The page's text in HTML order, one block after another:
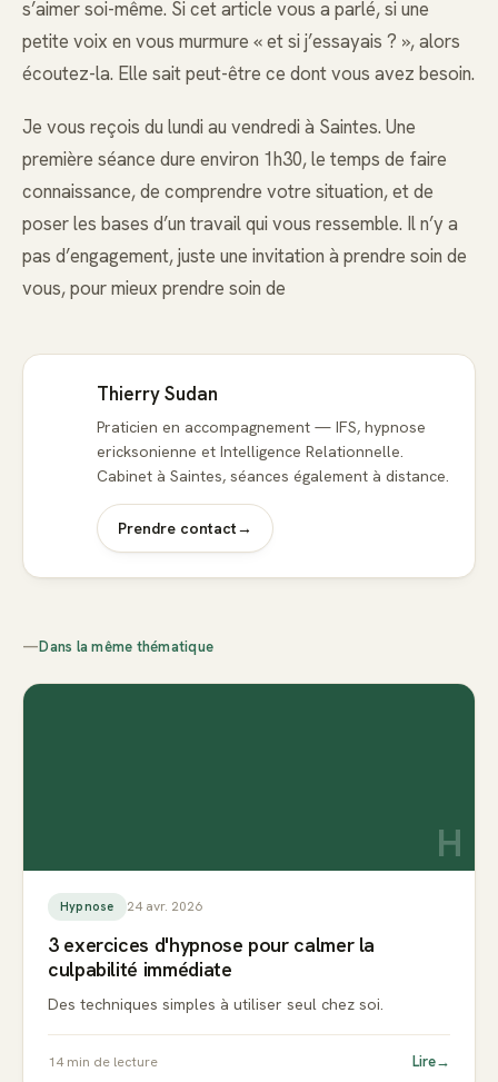
s’aimer soi-même. Si cet article vous a parlé, si une
petite voix en vous murmure « et si j’essayais ? », alors
écoutez-la. Elle sait peut-être ce dont vous avez besoin.
Je vous reçois du lundi au vendredi à Saintes. Une
première séance dure environ 1h30, le temps de faire
connaissance, de comprendre votre situation, et de
poser les bases d’un travail qui vous ressemble. Il n’y a
pas d’engagement, juste une invitation à prendre soin de
vous, pour mieux prendre soin de
Thierry Sudan
Praticien en accompagnement — IFS, hypnose
ericksonienne et Intelligence Relationnelle.
Cabinet à Saintes, séances également à distance.
Prendre contact→
—Dans la même thématique
H
Hypnose 24 avr. 2026
3 exercices d'hypnose pour calmer la
culpabilité immédiate
Des techniques simples à utiliser seul chez soi.
14min de lecture Lire→